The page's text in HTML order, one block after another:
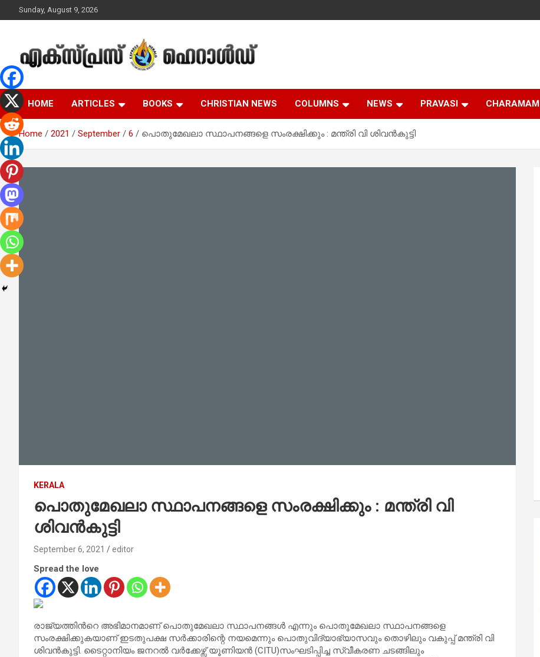
to
Sunday, August 9, 2026
Express Herald –
Malayalam Christian
News
Malayalam Christian News
HOME ARTICLES BOOKS CHRISTIAN NEWS COLUMNS NEWS PRAVASI CHARAMAM
Home 2021 September 6 പൊതുമേഖലാ സ്ഥാപനങ്ങളെ സംരക്ഷിക്കും : മന്ത്രി വി ശിവൻകുട്ടി
KERALA
പൊതുമേഖലാ സ്ഥാപനങ്ങളെ സംരക്ഷിക്കും : മന്ത്രി വി
ശിവൻകുട്ടി
September 6, 2021 editor
Spread the love
രാജ്യത്തിൻറെ അഭിമാനമാണ് പൊതുമേഖലാ സ്ഥാപനങ്ങൾ എന്നും പൊതുമേഖലാ സ്ഥാപനങ്ങളെ
സംരക്ഷിക്കുകയാണ് ഇടതുപക്ഷ സർക്കാരിന്റെ നയമെന്നും പൊതുവിദ്യാഭ്യാസവും തൊഴിലും വകുപ്പ് മന്ത്രി വി
ശിവൻകുട്ടി. ടൈറ്റാനിയം ജനറൽ വർക്കേഴ്സ് യൂണിയൻ (CITU)സംഘടിപ്പിച്ച സ്വീകരണ ചടങ്ങിലും